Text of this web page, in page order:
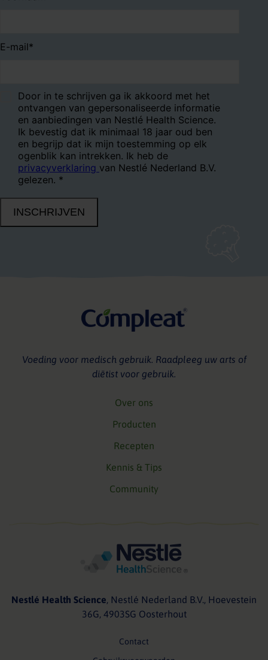
Voeding voor medisch gebruik. Raadpleeg uw arts of
diëtist voor gebruik.
Over ons
Producten
Recepten
Kennis & Tips
Community
Nestlé Health Science, Nestlé Nederland B.V., Hoevestein
36G, 4903SG Oosterhout
Contact